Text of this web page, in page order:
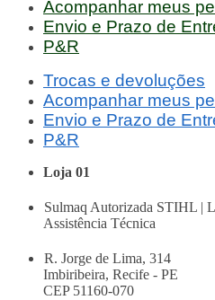
Acompanhar meus
Envio e Prazo de
P&R
Trocas e devoluções
Acompanhar meus
Envio e Prazo de
P&R
Loja 01
Sulmaq Autorizada STIHL |
Assistência Técnica
R. Jorge de Lima, 314
Imbiribeira, Recife - PE
CEP 51160-070